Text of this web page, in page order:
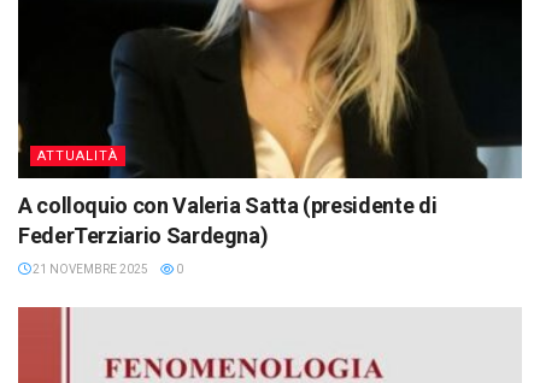
ATTUALITÀ
A colloquio con Valeria Satta (presidente di
FederTerziario Sardegna)
21 NOVEMBRE 2025 0